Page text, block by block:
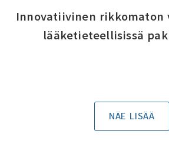
Innovatiivinen rikkomaton
lääketieteellisissä
NÄE LISÄÄ